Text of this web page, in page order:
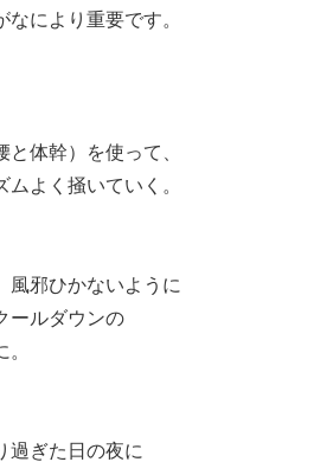
により重要です。
体幹）を使って、
よく掻いていく。
風邪ひかないように
ールダウンの
過ぎた日の夜に